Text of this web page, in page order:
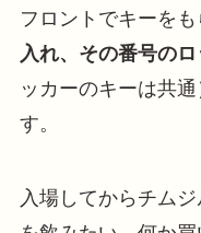
フロントでキーをも
入れ、その番号の
ッカーのキーは共通
す。
入場してからチム